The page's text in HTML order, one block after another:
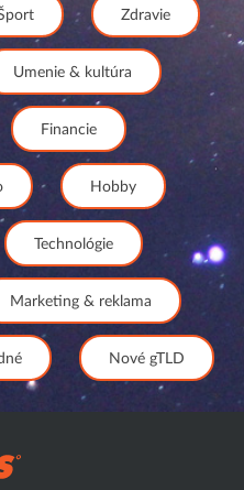
Zdravie
Umenie & kultúra
Financie
Hobby
Technológie
Marketing & reklama
Nové gTLD